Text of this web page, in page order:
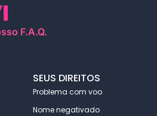
F.A.Q.
SEUS DIREITOS
Problema com voo
Nome negativado